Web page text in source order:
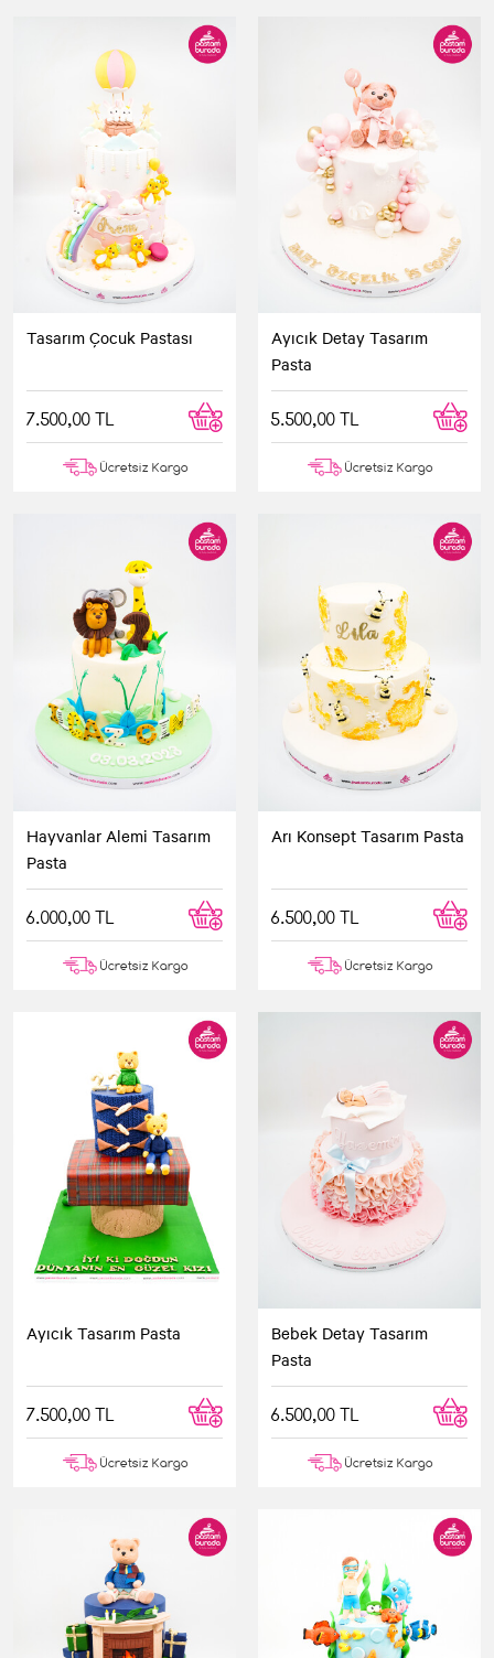
Tasarım Çocuk Pastası
7.500,00 TL
Ücretsiz Kargo
Ayıcık Detay Tasarım
Pasta
5.500,00 TL
Ücretsiz Kargo
Hayvanlar Alemi Tasarım
Pasta
6.000,00 TL
Ücretsiz Kargo
Arı Konsept Tasarım Pasta
6.500,00 TL
Ücretsiz Kargo
Ayıcık Tasarım Pasta
7.500,00 TL
Ücretsiz Kargo
Bebek Detay Tasarım
Pasta
6.500,00 TL
Ücretsiz Kargo